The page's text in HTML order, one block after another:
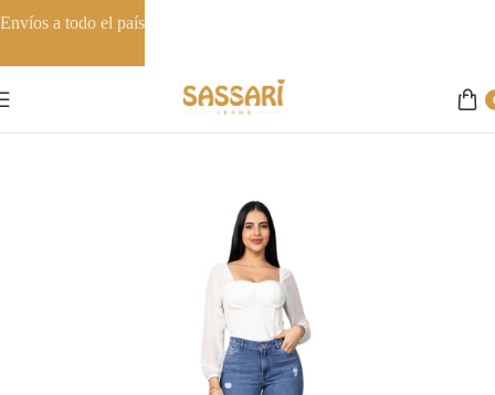
Envíos a todo el país